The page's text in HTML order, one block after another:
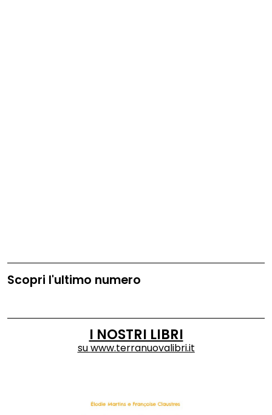
Scopri l'ultimo numero
I NOSTRI LIBRI
suwww.terranuovalibri.it